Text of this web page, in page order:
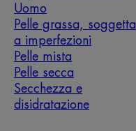
Uomo
Pelle grassa, soggetta
a imperfezioni
Pelle mista
Pelle secca
Secchezza e
disidratazione